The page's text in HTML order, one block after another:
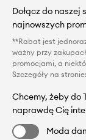
Dołącz do
najnowszych
**Rabat jest
ważny przy
promocjami, a
Szczegóły na stronie:
Chcemy, żeby do
naprawdę Cię
Moda